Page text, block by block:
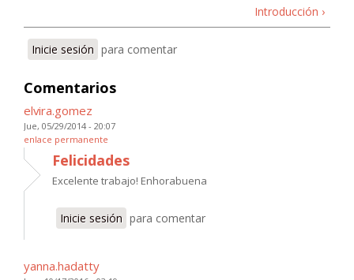
Introducción ›
Inicie sesión para comentar
Comentarios
elvira.gomez
Jue, 05/29/2014 - 20:07
enlace permanente
Felicidades
Excelente trabajo! Enhorabuena
Inicie sesión para comentar
yanna.hadatty